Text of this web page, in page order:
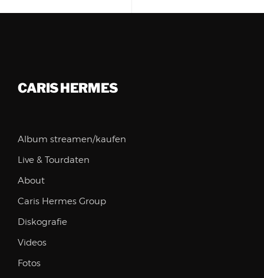
CARIS HERMES
Album streamen/kaufen
Live & Tourdaten
About
Caris Hermes Group
Diskografie
Videos
Fotos